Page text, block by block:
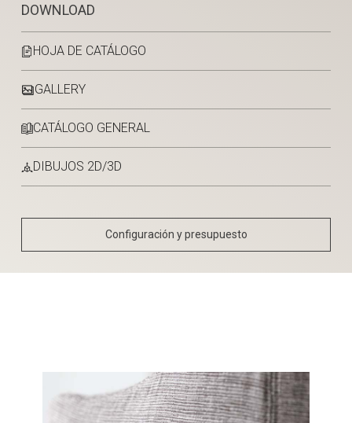
DOWNLOAD
HOJA DE CATÁLOGO
GALLERY
CATÁLOGO GENERAL
DIBUJOS 2D/3D
Configuración y presupuesto